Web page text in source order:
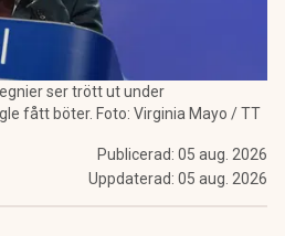
ser trött ut under
fått böter. Foto: Virginia Mayo / TT
Publicerad: 05 aug. 2026
Uppdaterad: 05 aug. 2026